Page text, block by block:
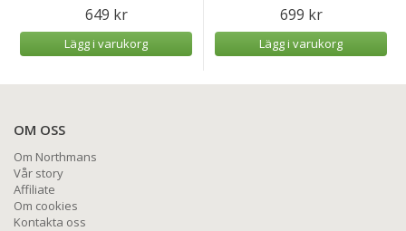
649 kr
Lägg i varukorg
699 kr
Lägg i varukorg
OM OSS
Om Northmans
Vår story
Affiliate
Om cookies
Kontakta oss